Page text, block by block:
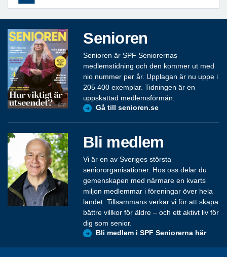
Senioren
Senioren är SPF Seniorernas
medlemstidning och den kommer ut med
nio nummer per år. Upplagan är nu uppe i
205 400 exemplar. Tidningen är en
uppskattad medlemsförmån.
Gå till senioren.se
Bli medlem
Vi är en av Sveriges största
seniororganisationer. Hos oss delar du
gemenskapen med närmare en kvarts
miljon medlemmar i föreningar över hela
landet. Tillsammans verkar vi för att skapa
bättre villkor för äldre – och ett aktivt liv för
dig som senior.
Bli medlem i SPF Seniorerna här